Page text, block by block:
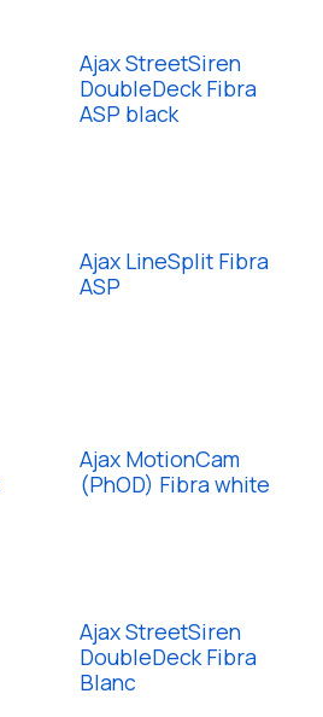
Ajax StreetSiren
DoubleDeck Fibra
ASP black
Ajax LineSplit Fibra
ASP
Ajax MotionCam
(PhOD) Fibra white
Ajax StreetSiren
DoubleDeck Fibra
Blanc